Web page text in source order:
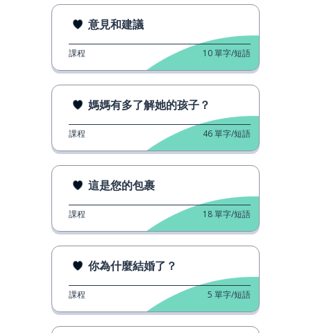
意見和建議
課程 10單字/短語
媽媽有多了解她的孩子？
課程 46單字/短語
這是您的包裹
課程 18單字/短語
你為什麼結婚了？
課程 5 單字/短語